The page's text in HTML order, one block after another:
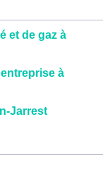
et de gaz à
à
Jarrest